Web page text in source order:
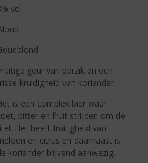
vol
geur van perzik en een
kruidigheid van koriander.
is een complex bier waar
bitter en fruit strijden om de
Het heeft fruitigheid van
en citrus en daarnaast is
koriander blijvend aanwezig.